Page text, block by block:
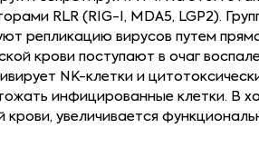
RLR (RIG-I, MDA5, LGP2).
репликацию вирусов путем
крови поступают в очаг
NK-клетки и
инфицированные клетки. В
увеличивается